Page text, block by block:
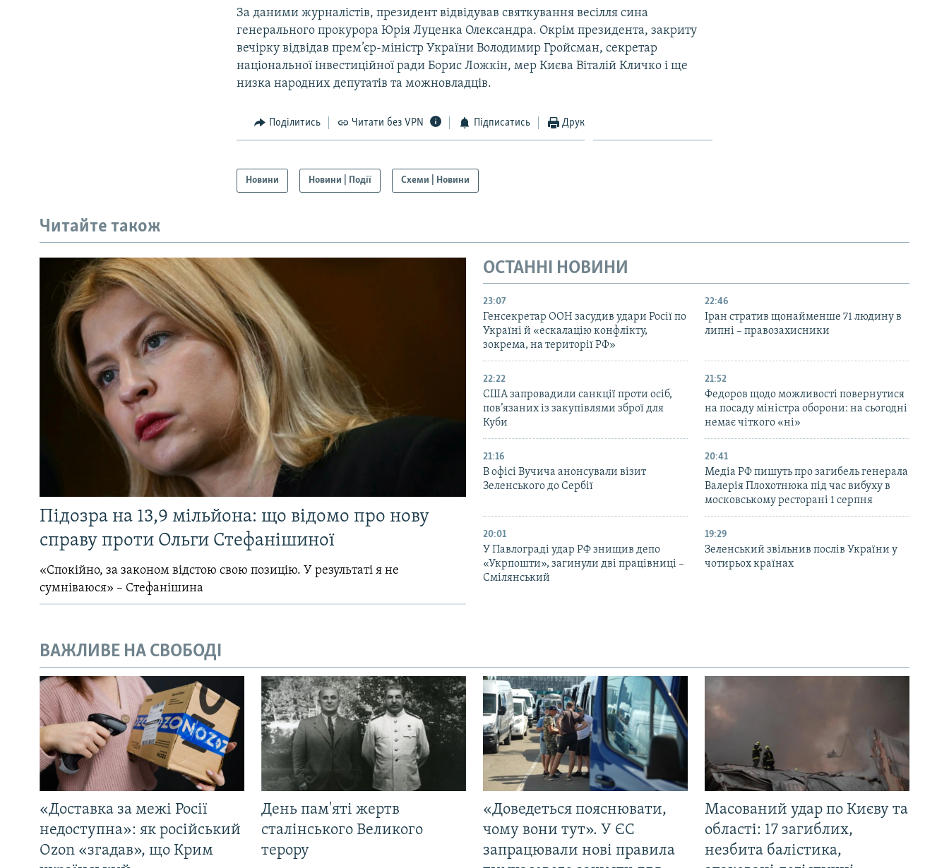
За даними журналістів, президент відвідував святкування весілля сина
генерального прокурора Юрія Луценка Олександра. Окрім президента, закриту
вечірку відвідав прем’єр-міністр України Володимир Гройсман, секретар
національної інвестиційної ради Борис Ложкін, мер Києва Віталій Кличко і ще
низка народних депутатів та можновладців.
Поділитись Читати без VPN Підписатись Друк
Новини Новини | Події Схеми | Новини
Читайте також
Підозра на 13,9 мільйона: що відомо про нову
справу проти Ольги Стефанішиної
«Спокійно, за законом відстою свою позицію. У результаті я не
сумніваюся» – Стефанішина
ОСТАННІ НОВИНИ
23:07
Генсекретар ООН засудив удари Росії по
Україні й «ескалацію конфлікту,
зокрема, на території РФ»
22:46
Іран стратив щонайменше 71 людину в
липні – правозахисники
22:22
США запровадили санкції проти осіб,
пов’язаних із закупівлями зброї для
Куби
21:52
Федоров щодо можливості повернутися
на посаду міністра оборони: на сьогодні
немає чіткого «ні»
21:16
В офісі Вучича анонсували візит
Зеленського до Сербії
20:41
Медіа РФ пишуть про загибель генерала
Валерія Плохотнюка під час вибуху в
московському ресторані 1 серпня
20:01
У Павлограді удар РФ знищив депо
«Укрпошти», загинули дві працівниці –
Смілянський
19:29
Зеленський звільнив послів України у
чотирьох країнах
ВАЖЛИВЕ НА СВОБОДІ
«Доставка за межі Росії
недоступна»: як російський
Ozon «згадав», що Крим
День пам'яті жертв
сталінського Великого
терору
«Доведеться пояснювати,
чому вони тут». У ЄС
запрацювали нові правила
Масований удар по Києву та
області: 17 загиблих,
незбита балістика,